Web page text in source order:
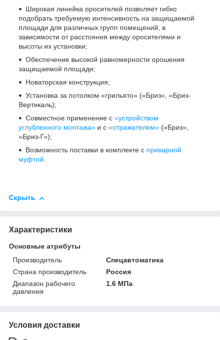
Широкая линейка оросителей позволяет гибко
подобрать требуемую интенсивность на защищаемой
площади для различных групп помещений, в
зависимости от расстояния между оросителями и
высоты их установки;
Обеспечение высокой равномерности орошения
защищаемой площади;
Новаторская конструкция;
Установка за потолком «грильято» («Бриз», «Бриз-
Вертикаль);
Совместное применение с «устройством
углубленного монтажа» и с «отражателем» («Бриз»,
«Бриз-Г»);
Возможность поставки в комплекте с приварной
муфтой
Скрыть
Характеристики
Основные атрибуты
Производитель
Спецавтоматика
Страна производитель
Россия
Диапазон рабочего
давления
1.6 МПа
Условия доставки